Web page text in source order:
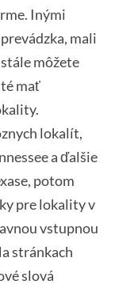
Inými
mali
môžete
mať
lokalít,
a ďalšie
potom
pre lokality v
vstupnou
stránkach
slová